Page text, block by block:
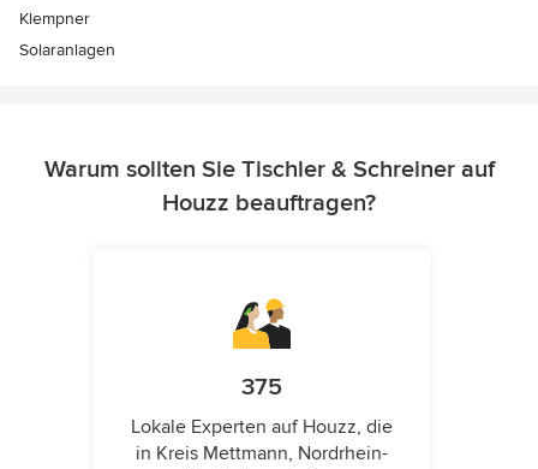
Klempner
Solaranlagen
Warum sollten Sie Tischler & Schreiner auf
Houzz beauftragen?
375
Lokale Experten auf Houzz, die
in Kreis Mettmann, Nordrhein-